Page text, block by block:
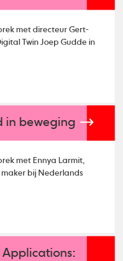
met directeur Gert-
Twin Joep Gudde in
in beweging
met Ennya Larmit,
bij Nederlands
Applications: